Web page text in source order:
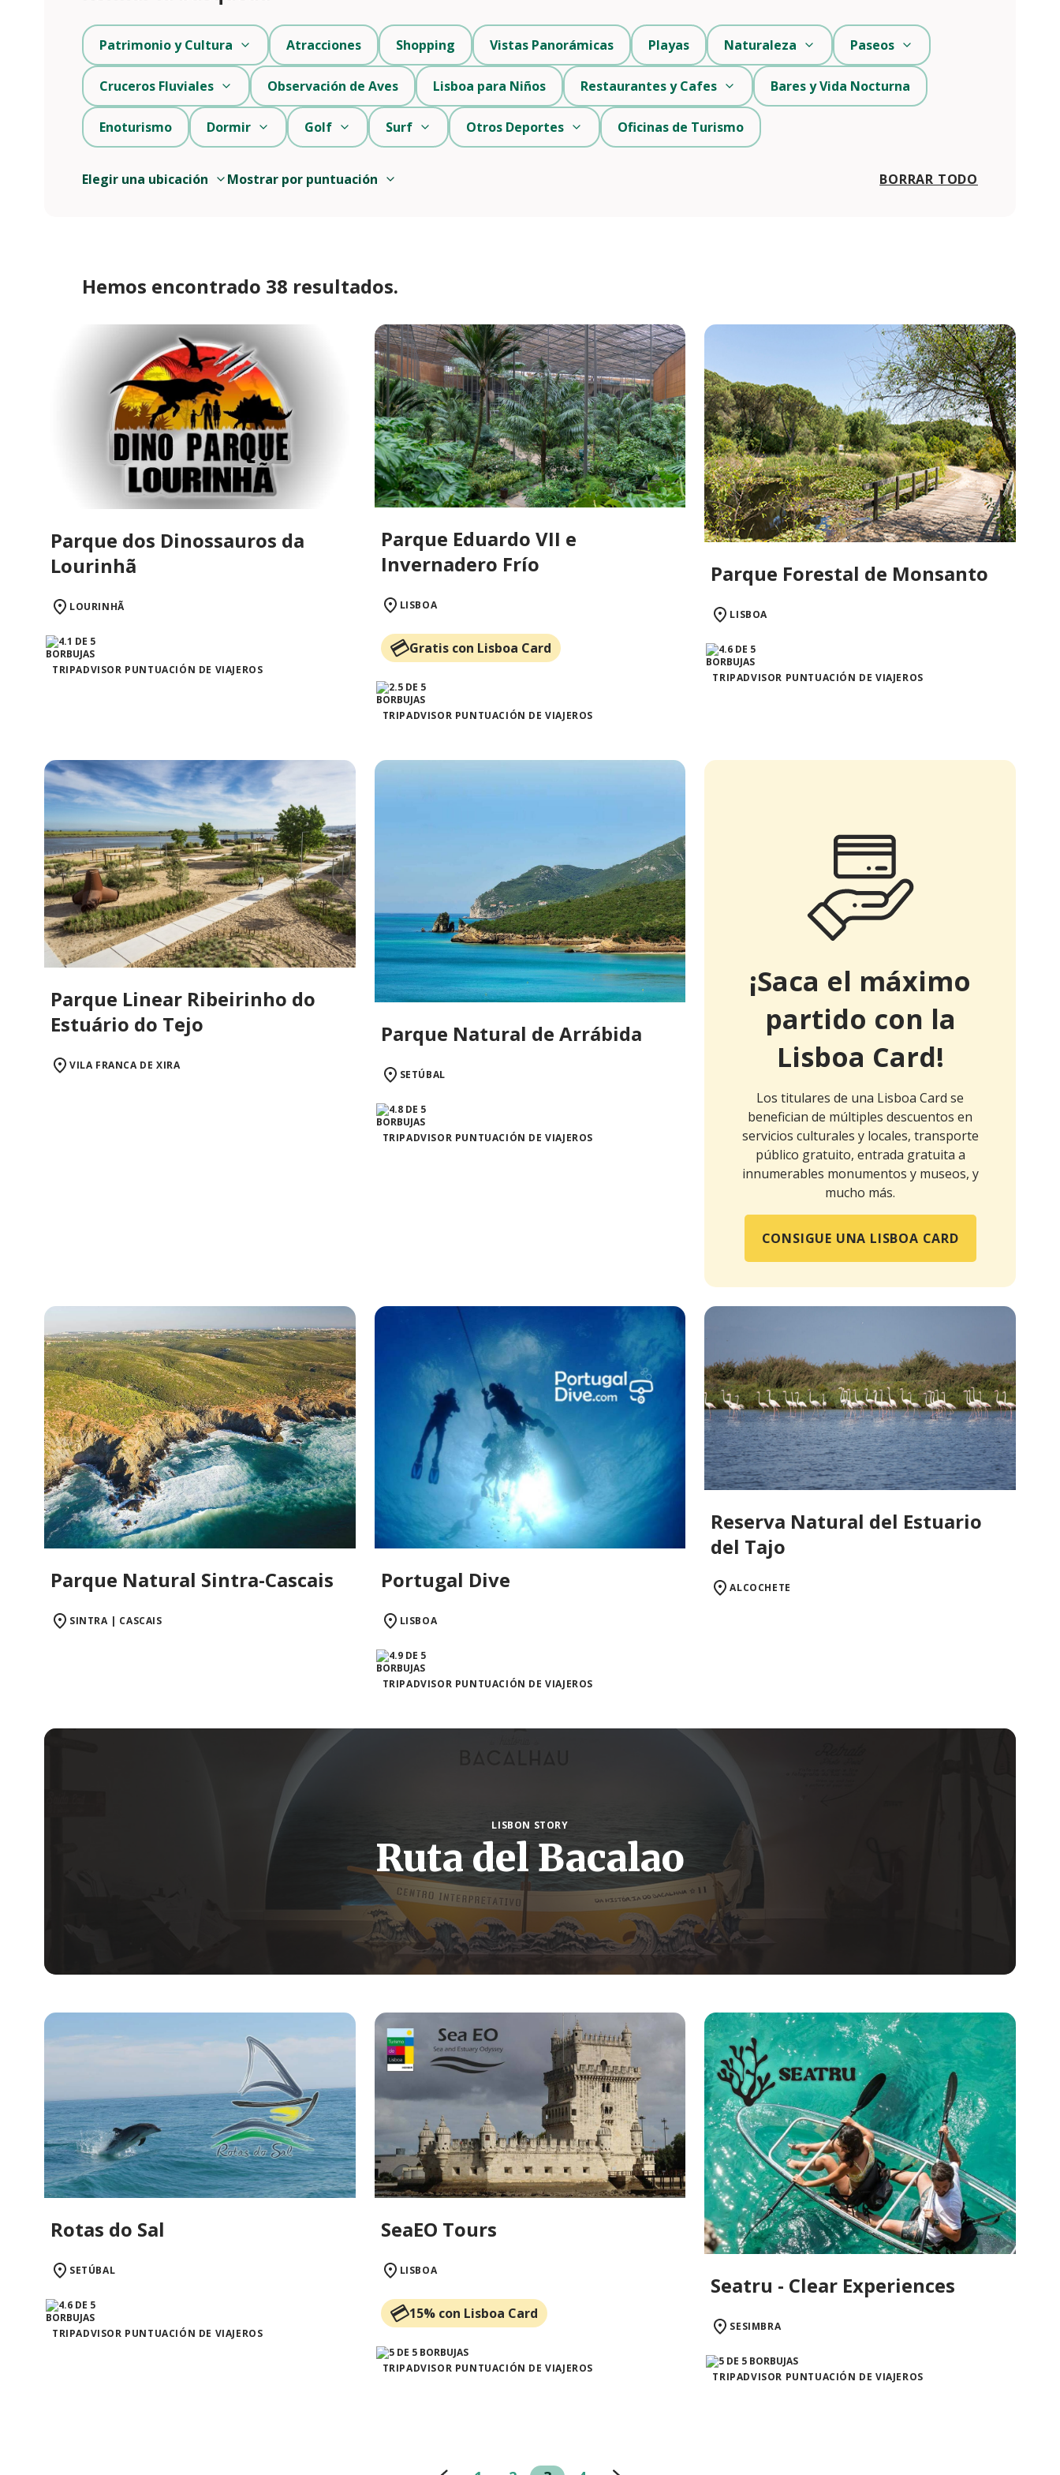
Elegir una ubicación Mostrar por puntuación BORRAR TODO
Patrimonio y Cultura Atracciones Shopping Vistas Panorámicas Playas Naturaleza Paseos
Cruceros Fluviales Observación de Aves Lisboa para Niños Restaurantes y Cafes Bares y Vida Nocturna
Enoturismo Dormir Golf Surf Otros Deportes Oficinas de Turismo
Hemos encontrado 38 resultados.
Parque dos Dinossauros da
Lourinhã
LOURINHÃ
TRIPADVISOR PUNTUACIÓN DE VIAJEROS
Parque Eduardo VII e
Invernadero Frío
LISBOA
Gratis con Lisboa Card
TRIPADVISOR PUNTUACIÓN DE VIAJEROS
Parque Forestal de Monsanto
LISBOA
TRIPADVISOR PUNTUACIÓN DE VIAJEROS
Parque Linear Ribeirinho do
Estuário do Tejo
VILA FRANCA DE XIRA
Parque Natural de Arrábida
SETÚBAL
TRIPADVISOR PUNTUACIÓN DE VIAJEROS
¡Saca el máximo
partido con la
Lisboa Card!
Los titulares de una Lisboa Card se
benefician de múltiples descuentos en
servicios culturales y locales, transporte
público gratuito, entrada gratuita a
innumerables monumentos y museos, y
mucho más.
CONSIGUE UNA LISBOA CARD
Parque Natural Sintra-Cascais
SINTRA | CASCAIS
Portugal Dive
LISBOA
TRIPADVISOR PUNTUACIÓN DE VIAJEROS
Reserva Natural del Estuario
del Tajo
ALCOCHETE
LISBON STORY
Ruta del Bacalao
Rotas do Sal
SETÚBAL
TRIPADVISOR PUNTUACIÓN DE VIAJEROS
SeaEO Tours
LISBOA
15% con Lisboa Card
TRIPADVISOR PUNTUACIÓN DE VIAJEROS
Seatru - Clear Experiences
SESIMBRA
TRIPADVISOR PUNTUACIÓN DE VIAJEROS